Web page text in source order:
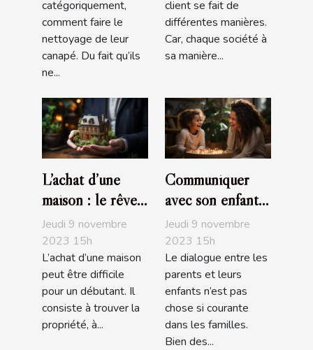
catégoriquement,
comment faire le
nettoyage de leur
canapé. Du fait qu’ils
ne...
client se fait de
différentes manières.
Car, chaque société à
sa manière...
L’achat d’une
maison : le rêve
de tous
Jeudi 9 novembre
2023 15h
L’achat d’une maison
peut être difficile
pour un débutant. Il
consiste à trouver la
propriété, à...
Communiquer
avec son enfant :
comment s’y
prendre ?
Jeudi 9 novembre
2023 15h
Le dialogue entre les
parents et leurs
enfants n’est pas
chose si courante
dans les familles.
Bien des...